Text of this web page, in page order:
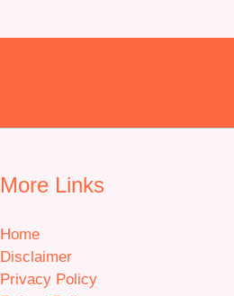
More Links
Home
Disclaimer
Privacy Policy